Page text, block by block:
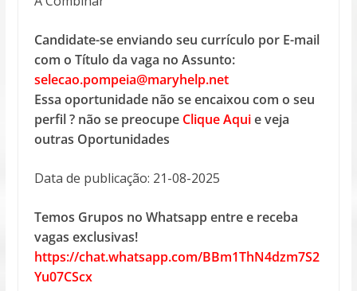
Candidate-se enviando seu currículo por E-mail
com o Título da vaga no Assunto:
selecao.pompeia@maryhelp.net
Essa oportunidade não se encaixou com o seu
perfil ? não se preocupe Clique Aquie veja
outras Oportunidades
Data de publicação: 21-08-2025
Temos Grupos no Whatsapp entre e receba
vagas exclusivas!
https://chat.whatsapp.com/BBm1ThN4dzm7S2
Yu07CScx